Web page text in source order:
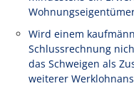
Wird einem
Schlussrechnung
das Schweigen als
weiterer